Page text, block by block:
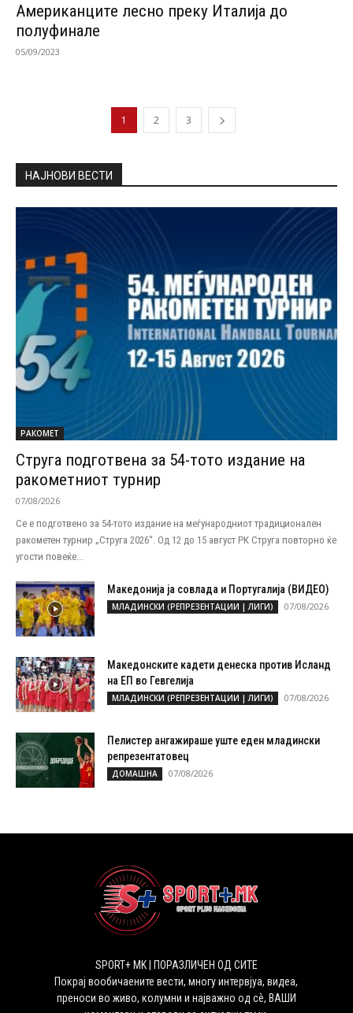
Американците лесно преку Италија до
полуфинале
05/09/2023
1 2 3
НАЈНОВИ ВЕСТИ
РАКОМЕТ
Струга подготвена за 54-тото издание на
ракометниот турнир
07/08/2026
Се е подготвено за 54-тото издание на меѓународниот традиционален
ракометен турнир „Струга 2026“. Од 12 до 15 август РК Струга повторно ќе
угости повеќе...
Македонија ја совлада и Португалија (ВИДЕО)
МЛАДИНСКИ (РЕПРЕЗЕНТАЦИИ | ЛИГИ) 07/08/2026
Македонските кадети денеска против Исланд
на ЕП во Гевгелија
МЛАДИНСКИ (РЕПРЕЗЕНТАЦИИ | ЛИГИ) 07/08/2026
Пелистер ангажираше уште еден младински
репрезентатовец
ДОМАШНА 07/08/2026
SPORT+ MK | ПОРАЗЛИЧЕН ОД СИТЕ
Покрај вообичаените вести, многу интервјуа, видеа,
преноси во живо, колумни и најважно од сѐ, ВАШИ